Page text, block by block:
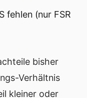
fehlen (nur FSR
bisher
Verhältnis
kleiner oder